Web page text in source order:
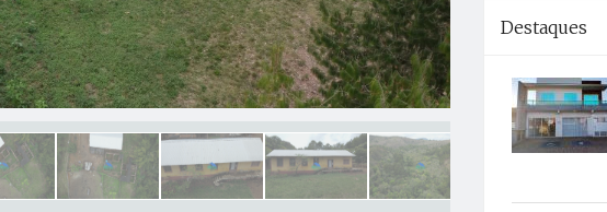
Destaques